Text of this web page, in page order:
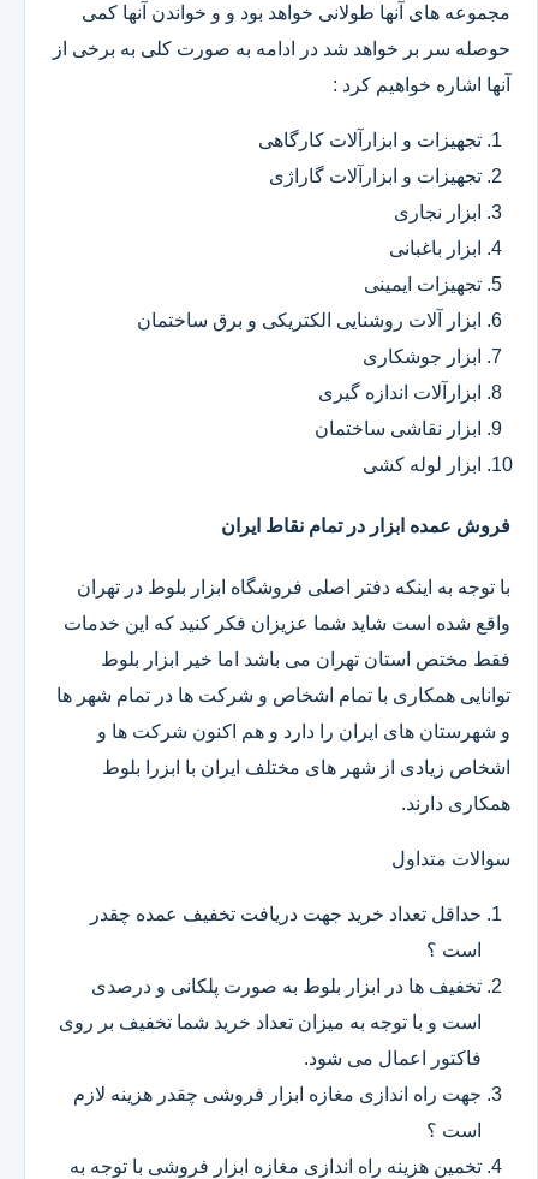
مجموعه های آنها طولانی خواهد بود و و خواندن آنها کمی
حوصله سر بر خواهد شد در ادامه به صورت کلی به برخی از
آنها اشاره خواهیم کرد :
تجهیزات و ابزارآلات کارگاهی
تجهیزات و ابزارآلات گاراژی
ابزار نجاری
ابزار باغبانی
تجهیزات ایمینی
ابزار آلات روشنایی الکتریکی و برق ساختمان
ابزار جوشکاری
ابزارآلات اندازه گیری
ابزار نقاشی ساختمان
ابزار لوله کشی
فروش عمده ابزار در تمام نقاط ایران
با توجه به اینکه دفتر اصلی فروشگاه ابزار بلوط در تهران
واقع شده است شاید شما عزیزان فکر کنید که این خدمات
فقط مختص استان تهران می باشد اما خیر ابزار بلوط
توانایی همکاری با تمام اشخاص و شرکت ها در تمام شهر ها
و شهرستان های ایران را دارد و هم اکنون شرکت ها و
اشخاص زیادی از شهر های مختلف ایران با ابزرا بلوط
همکاری دارند.
سوالات متداول
حداقل تعداد خرید جهت دریافت تخفیف عمده چقدر
است ؟
تخفیف ها در ابزار بلوط به صورت پلکانی و درصدی
است و با توجه به میزان تعداد خرید شما تخفیف بر روی
فاکتور اعمال می شود.
جهت راه اندازی مغازه ابزار فروشی چقدر هزینه لازم
است ؟
تخمین هزینه راه اندازی مغازه ابزار فروشی با توجه به